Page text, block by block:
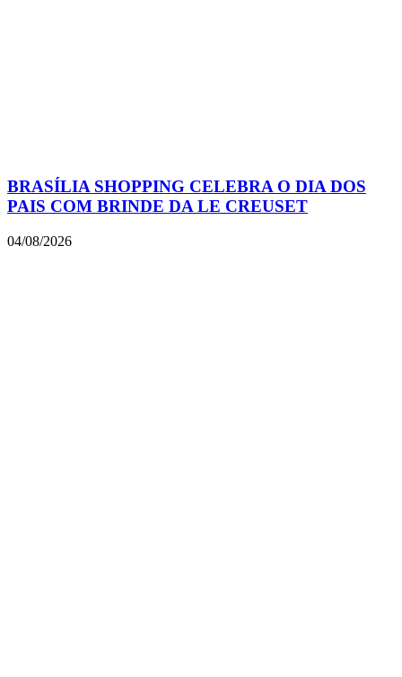
BRASÍLIA SHOPPING CELEBRA O DIA DOS
PAIS COM BRINDE DA LE CREUSET
04/08/2026